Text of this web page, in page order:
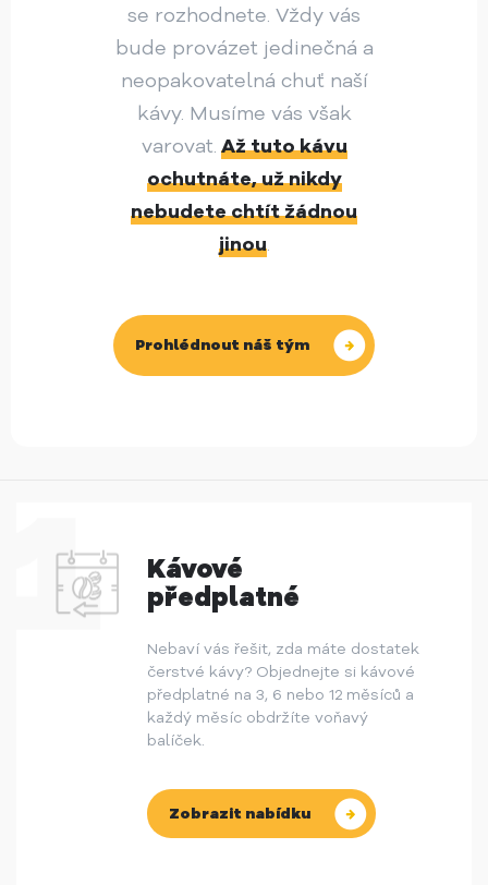
se rozhodnete. Vždy vás
bude provázet jedinečná a
neopakovatelná chuť naší
kávy. Musíme vás však
varovat. Až tuto kávu
ochutnáte, už nikdy
nebudete chtít žádnou
jinou.
Prohlédnout náš tým
Kávové
předplatné
Nebaví vás řešit, zda máte dostatek
čerstvé kávy? Objednejte si kávové
předplatné na 3, 6 nebo 12 měsíců a
každý měsíc obdržíte voňavý
balíček.
Zobrazit nabídku